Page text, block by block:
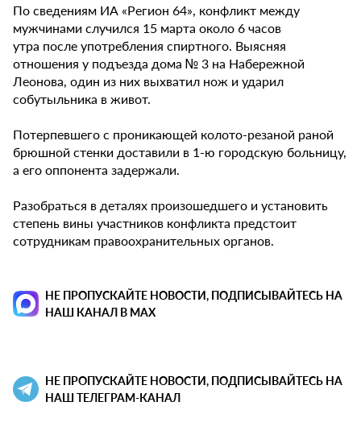
По сведениям ИА «Регион 64», конфликт между
мужчинами случился 15 марта около 6 часов
утра после употребления спиртного. Выясняя
отношения у подъезда дома № 3 на Набережной
Леонова, один из них выхватил нож и ударил
собутыльника в живот.
Потерпевшего с проникающей колото-резаной раной
брюшной стенки доставили в 1-ю городскую больницу,
а его оппонента задержали.
Разобраться в деталях произошедшего и установить
степень вины участников конфликта предстоит
сотрудникам правоохранительных органов.
НЕ ПРОПУСКАЙТЕ НОВОСТИ, ПОДПИСЫВАЙТЕСЬ НА
НАШ КАНАЛ В MAX
НЕ ПРОПУСКАЙТЕ НОВОСТИ, ПОДПИСЫВАЙТЕСЬ НА
НАШ ТЕЛЕГРАМ-КАНАЛ